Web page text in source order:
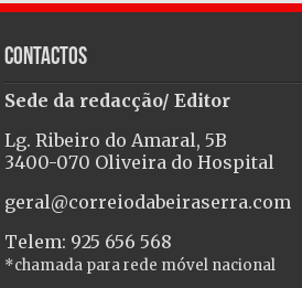
Contactos
Sede da redacção/ Editor
Lg. Ribeiro do Amaral, 5B
3400-070 Oliveira do Hospital
geral@correiodabeiraserra.com
Telem: 925 656 568
*chamada para rede móvel nacional